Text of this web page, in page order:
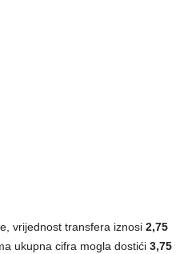
vrijednost transfera iznosi 2,75
ukupna cifra mogla dostići 3,75